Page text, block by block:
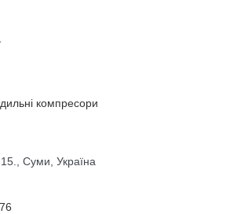
компресори
Суми, Україна